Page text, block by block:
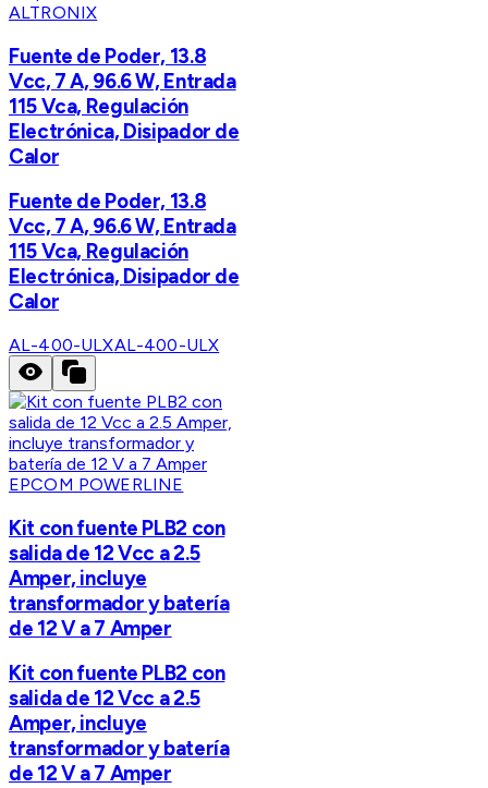
ALTRONIX
Fuente de Poder, 13.8
Vcc, 7 A, 96.6 W, Entrada
115 Vca, Regulación
Electrónica, Disipador de
Calor
Fuente de Poder, 13.8
Vcc, 7 A, 96.6 W, Entrada
115 Vca, Regulación
Electrónica, Disipador de
Calor
AL-400-ULXAL-400-ULX
EPCOM POWERLINE
Kit con fuente PLB2 con
salida de 12 Vcc a 2.5
Amper, incluye
transformador y batería
de 12 V a 7 Amper
Kit con fuente PLB2 con
salida de 12 Vcc a 2.5
Amper, incluye
transformador y batería
de 12 V a 7 Amper